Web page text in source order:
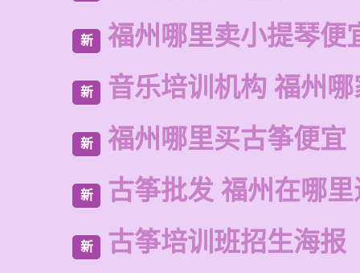
新 福州哪里卖小提琴便
新 音乐培训机构 福州
新 福州哪里买古筝便宜
新 古筝批发 福州在哪
新 古筝培训班招生海报